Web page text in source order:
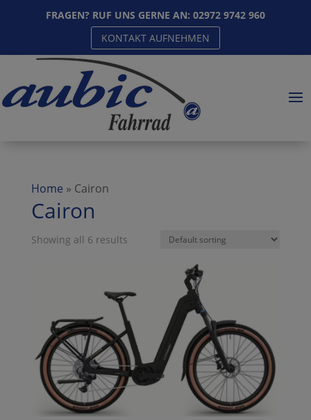
FRAGEN? RUF UNS GERNE AN: 02972 9742 960
KONTAKT AUFNEHMEN
Home » Cairon
Cairon
Showing all 6 results